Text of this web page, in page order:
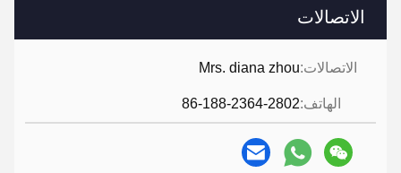
الاتصالات
الاتصالات:Mrs. diana zhou
الهاتف:86-188-2364-2802